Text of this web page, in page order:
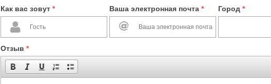
Как вас зовут * Ваша электронная почта * Город *
Отзыв *